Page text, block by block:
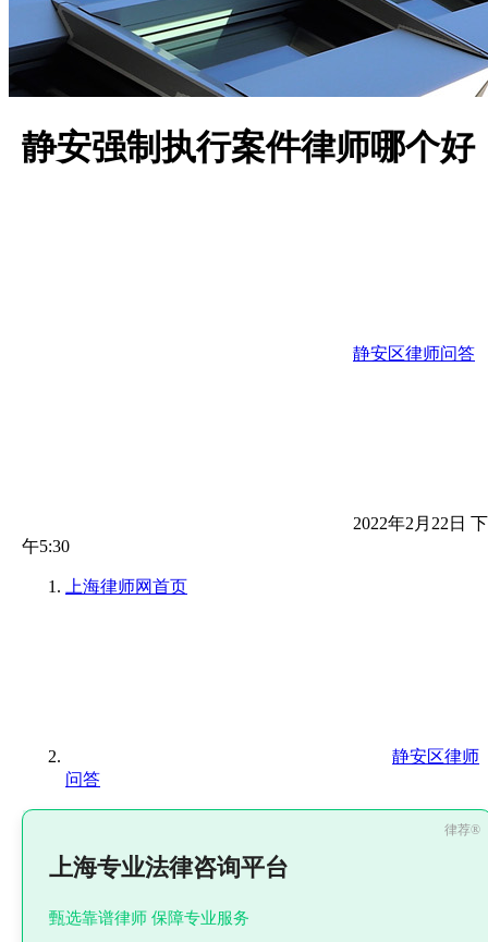
静安强制执行案件律师哪个好
静安区律师问答
2022年2月22日 下
午5:30
上海律师网首页
静安区律师
问答
上海专业法律咨询平台
甄选靠谱律师 保障专业服务